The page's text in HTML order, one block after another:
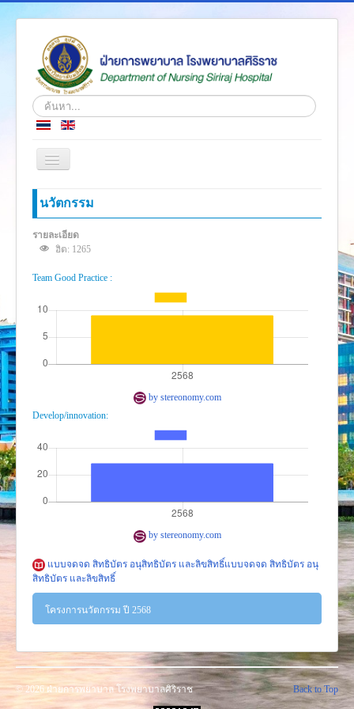
ค้นหา...
สลับ
เก
ชั่น
หน้าแรก
เกี่ยวกับเรา
โครงสร้างองค์กร
ความรู้สู่ประชาชน
ตำราวิชาการ
งานวิจัย
งานวิเคราะห์/สังเคราะห์
เอกสารประกอบการสอน
นวัตกรรม
Download
นวัตกรรม
รายละเอียด
ฮิต: 1265
Team Good Practice :
by stereonomy.com
Develop/innovation:
by stereonomy.com
แบบจดจด สิทธิบัตร อนุสิทธิบัตร และลิขสิทธิ์แบบจดจด สิทธิบัตร อนุ
สิทธิบัตร และลิขสิทธิ์
โครงการนวัตกรรม ปี 2568
Team Good Practice โครงการพัฒนา/นวัตกรรม
Team Good Practice
งานการพยาบาลผู้ป่วยนอก
Back to Top
© 2026 ฝ่ายการพยาบาล โรงพยาบาลศิริราช